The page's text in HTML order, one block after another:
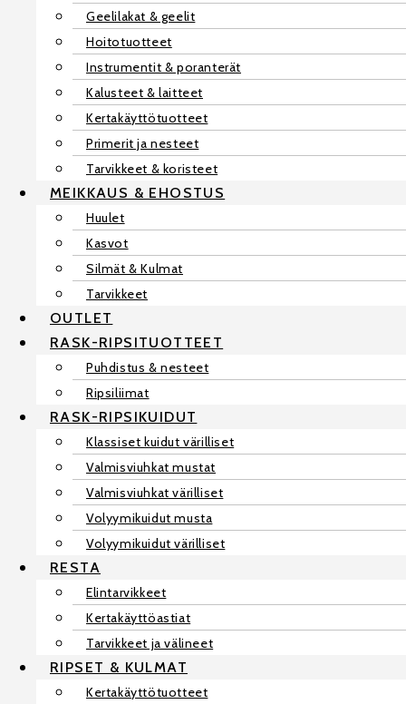
Geelilakat & geelit
Hoitotuotteet
Instrumentit & poranterät
Kalusteet & laitteet
Kertakäyttötuotteet
Primerit ja nesteet
Tarvikkeet & koristeet
MEIKKAUS & EHOSTUS
Huulet
Kasvot
Silmät & Kulmat
Tarvikkeet
OUTLET
RASK-RIPSITUOTTEET
Puhdistus & nesteet
Ripsiliimat
RASK-RIPSIKUIDUT
Klassiset kuidut värilliset
Valmisviuhkat mustat
Valmisviuhkat värilliset
Volyymikuidut musta
Volyymikuidut värilliset
RESTA
Elintarvikkeet
Kertakäyttöastiat
Tarvikkeet ja välineet
RIPSET & KULMAT
Kertakäyttötuotteet